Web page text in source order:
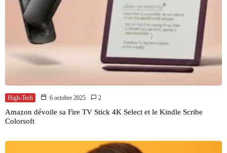
High-Tech 6 octobre 2025 2
Amazon dévoile sa Fire TV Stick 4K Select et le Kindle Scribe
Colorsoft